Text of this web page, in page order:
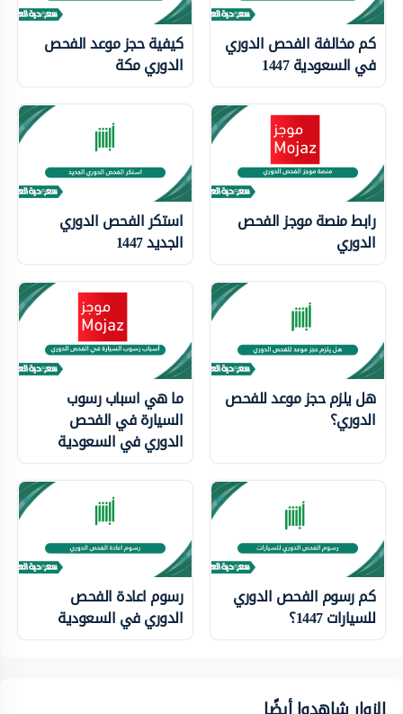
كم مخالفة الفحص الدوري
في السعودية 1447
كيفية حجز موعد الفحص
الدوري مكة
رابط منصة موجز الفحص
الدوري
استكر الفحص الدوري
الجديد 1447
هل يلزم حجز موعد للفحص
الدوري؟
ما هي اسباب رسوب
السيارة في الفحص
الدوري في السعودية
كم رسوم الفحص الدوري
للسيارات 1447؟
رسوم اعادة الفحص
الدوري في السعودية